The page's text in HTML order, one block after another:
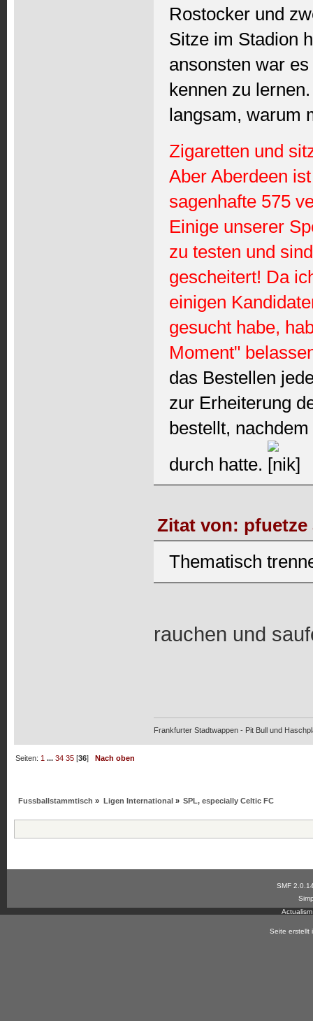
Rostocker und
Sitze im Stadion
ansonsten war
kennen zu
langsam, warum
Zigaretten und
Aber Aberdeen
sagenhafte 575
Einige unserer
zu testen und
gescheitert! Da
einigen
gesucht habe,
Moment"
das Bestellen
zur Erheiterung
bestellt,
durch hatte.
Zitat von: pfuetze
Thematisch
rauchen und
Frankfurter Stadtwappen - Pit Bull und
Seiten: 1 ...34 35 [36] Nach oben
Fussballstammtisch » Ligen International» SPL, especially Celtic FC
SMF
Seite erstellt